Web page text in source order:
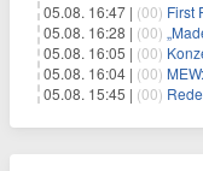
05.08. 16:47 | (00) First Phosphate
05.08. 16:28 | (00) „Made in
05.08. 16:05 | (00)
05.08. 16:04 | (00) MEW:
05.08. 15:45 | (00)